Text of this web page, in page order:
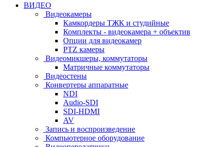
ВИДЕО
Видеокамеры
Камкордеры ТЖК и студийные
Комплекты - видеокамера + объектив
Опции для видеокамер
PTZ камеры
Видеомикшеры, коммутаторы
Матричные коммутаторы
Видеостены
Конвертеры аппаратные
NDI
Audio-SDI
SDI-HDMI
AV
Запись и воспроизведение
Компьютерное оборудование